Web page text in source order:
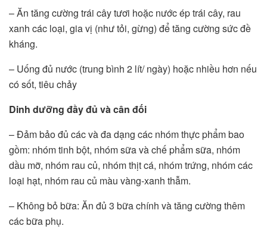
– Ăn tăng cường trái cây tươi hoặc nước ép trái cây, rau
xanh các loại, gia vị (như tỏi, gừng) để tăng cường sức đề
kháng.
– Uống đủ nước (trung bình 2 lít/ ngày) hoặc nhiều hơn nếu
có sốt, tiêu chảy
Dinh dưỡng đầy đủ và cân đối
– Đảm bảo đủ các và đa dạng các nhóm thực phẩm bao
gồm: nhóm tinh bột, nhóm sữa và chế phẩm sữa, nhóm
dầu mỡ, nhóm rau củ, nhóm thịt cá, nhóm trứng, nhóm các
loại hạt, nhóm rau củ màu vàng-xanh thẫm.
– Không bỏ bữa: Ăn đủ 3 bữa chính và tăng cường thêm
các bữa phụ.